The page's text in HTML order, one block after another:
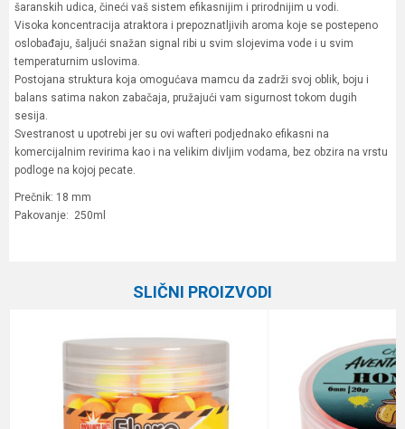
šaranskih udica, čineći vaš sistem efikasnijim i prirodnijim u vodi.
Visoka koncentracija atraktora i prepoznatljivih aroma koje se postepeno
oslobađaju, šaljući snažan signal ribi u svim slojevima vode i u svim
temperaturnim uslovima.
Postojana struktura koja omogućava mamcu da zadrži svoj oblik, boju i
balans satima nakon zabačaja, pružajući vam sigurnost tokom dugih
sesija.
Svestranost u upotrebi jer su ovi wafteri podjednako efikasni na
komercijalnim revirima kao i na velikim divljim vodama, bez obzira na vrstu
podloge na kojoj pecate.
Prečnik: 18 mm
Pakovanje: 250ml
SLIČNI PROIZVODI